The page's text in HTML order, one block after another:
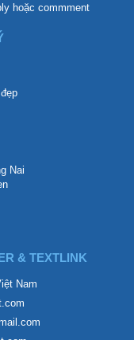
hoặc commment
Nai
& TEXTLINK
Nam